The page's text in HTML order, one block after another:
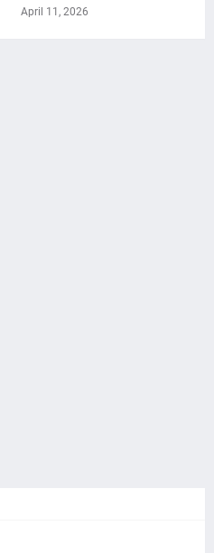
April 11, 2026